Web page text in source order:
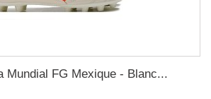
Mundial FG Mexique - Blanc...